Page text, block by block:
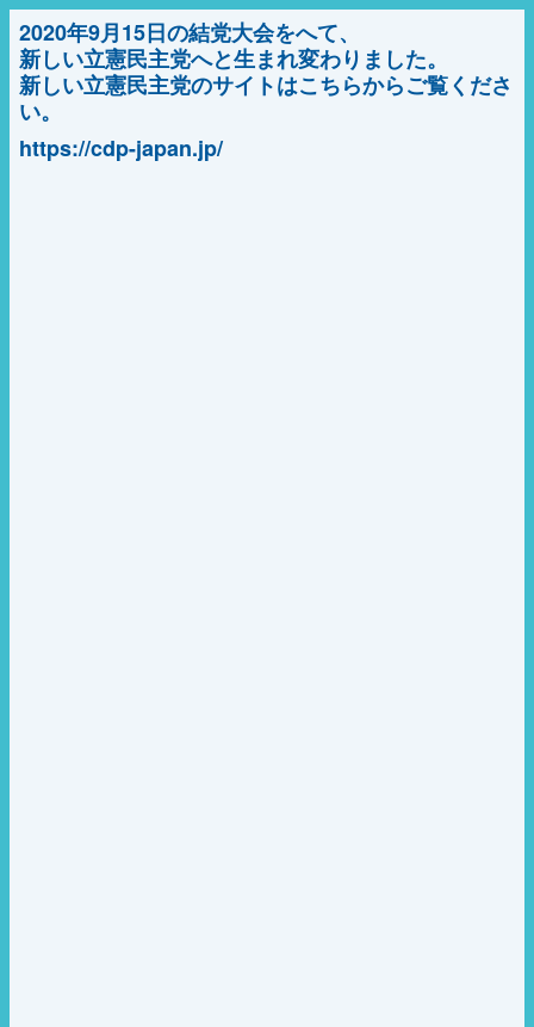
2020年9月15日の結党大会をへて、
新しい立憲民主党へと生まれ変わりました。
新しい立憲民主党のサイトはこちらからご覧くださ
い。
https://cdp-japan.jp/